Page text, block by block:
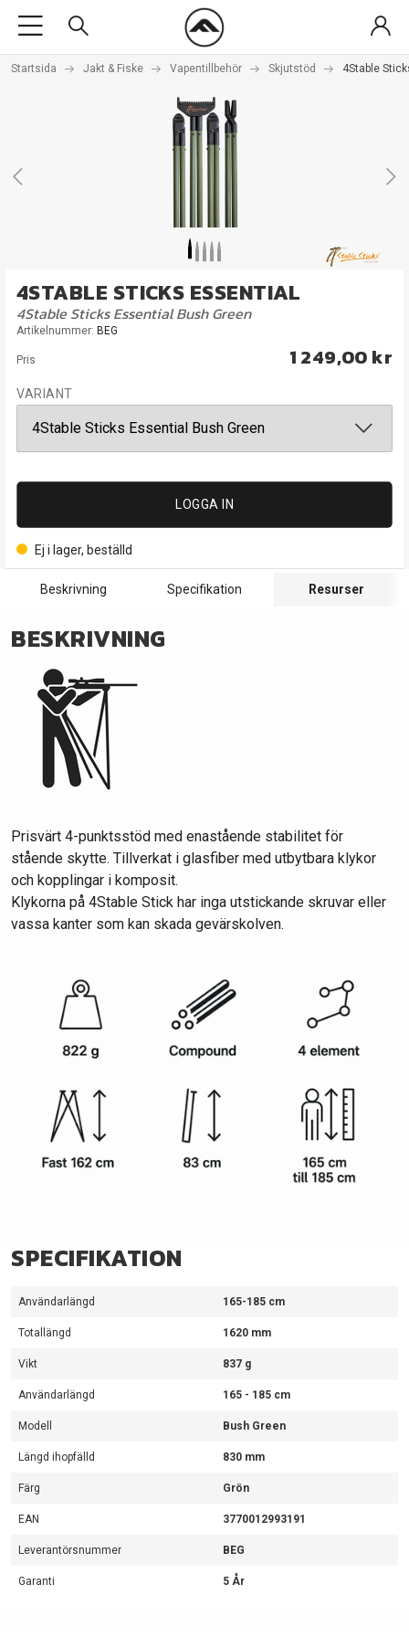
Startsida Jakt & Fiske Vapentillbehör Skjutstöd 4Stable
4STABLE STICKS ESSENTIAL
4Stable Sticks Essential Bush Green
Artikelnummer: BEG
Pris 1 249,00 kr
VARIANT
LOGGA IN
Ej i lager, beställd
Beskrivning Specifikation Resurser
BESKRIVNING
Prisvärt 4-punktsstöd med enastående stabilitet för
stående skytte. Tillverkat i glasfiber med utbytbara klykor
och kopplingar i komposit.
Klykorna på 4Stable Stick har inga utstickande skruvar eller
vassa kanter som kan skada gevärskolven.
SPECIFIKATION
Användarlängd 165-185 cm
Totallängd 1620 mm
Vikt 837 g
Användarlängd 165 - 185 cm
Modell Bush Green
Längd ihopfälld 830 mm
Färg Grön
EAN 3770012993191
Leverantörsnummer BEG
Garanti 5 År